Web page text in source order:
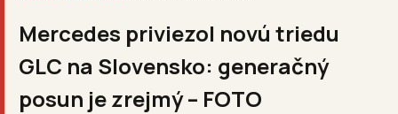
Mercedes priviezol novú triedu
GLC na Slovensko: generačný
posun je zrejmý – FOTO